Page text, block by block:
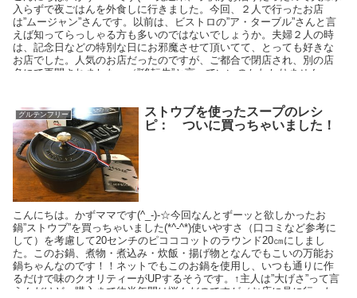
入らずで夜ごはんを外食しに行きました。今回、２人で行ったお店
は”ムージャン”さんです。以前は、ビストロの”ア・ターブル”さんと言
えば知ってらっしゃる方も多いのではないでしょうか。夫婦２人の時
は、記念日などの特別な日にお邪魔させて頂いてて、とっても好きな
お店でした。人気のお店だったのですが、ご都合で閉店され、別の店
名にて再開されました。（”移転先”と言っていいのかわかりません
ス料理はありません(´;ω;｀)しかーし！依然と同じ美味しさとコストパ
グルテンフリー
ストウブを使ったスープのレシ
ピ： ついに買っちゃいました！
こんにちは。かずママです(^_-)-☆今回なんとずーッと欲しかったお
鍋”ストウブ”を買っちゃいました(*^-^*)使いやすさ（口コミなど参考に
して）を考慮して20センチのピコココットのラウンド20㎝にしまし
た。このお鍋、煮物・煮込み・炊飯・揚げ物となんでもこいの万能お
鍋ちゃんなのです！！ネットでもこのお鍋を使用し、いつも通りに作
るだけで味のクオリティーがUPするそうです。↑主人は”大げさ”って言
うんだけど～購入まで約半年間は悩んだのですが（お店に見に行った